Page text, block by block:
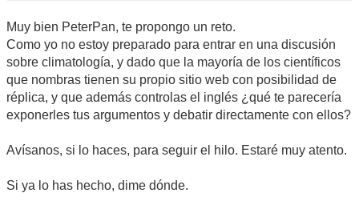
Muy bien PeterPan, te propongo un reto.
Como yo no estoy preparado para entrar en una discusión
sobre climatología, y dado que la mayoría de los científicos
que nombras tienen su propio sitio web con posibilidad de
réplica, y que además controlas el inglés ¿qué te parecería
exponerles tus argumentos y debatir directamente con ellos?
Avísanos, si lo haces, para seguir el hilo. Estaré muy atento.
Si ya lo has hecho, dime dónde.